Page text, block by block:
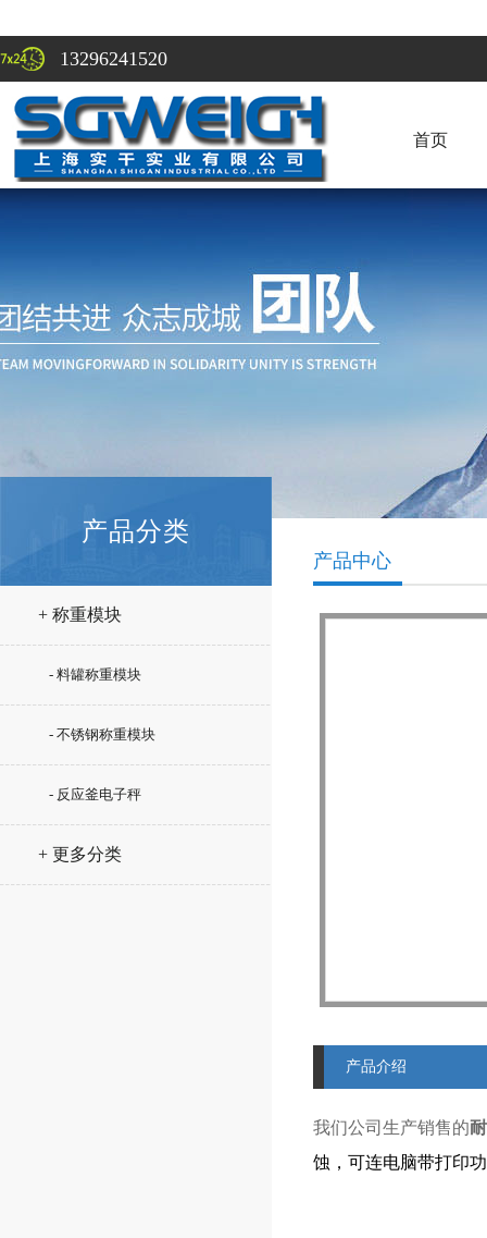
13296241520
首页
产品分类
+ 称重模块
- 料罐称重模块
- 不锈钢称重模块
- 反应釜电子秤
+ 更多分类
产品中心
产品介绍
我们公司生产销售的
蚀，可连电脑带打印